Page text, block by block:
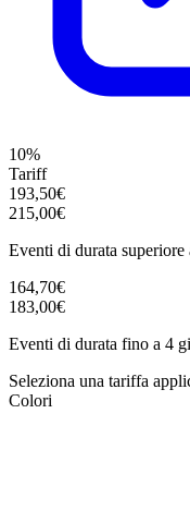
10%
Tariff
193,50€
215,00€
Eventi di durata
164,70€
183,00€
Eventi di durata fino a 4
Seleziona una tariffa
Colori